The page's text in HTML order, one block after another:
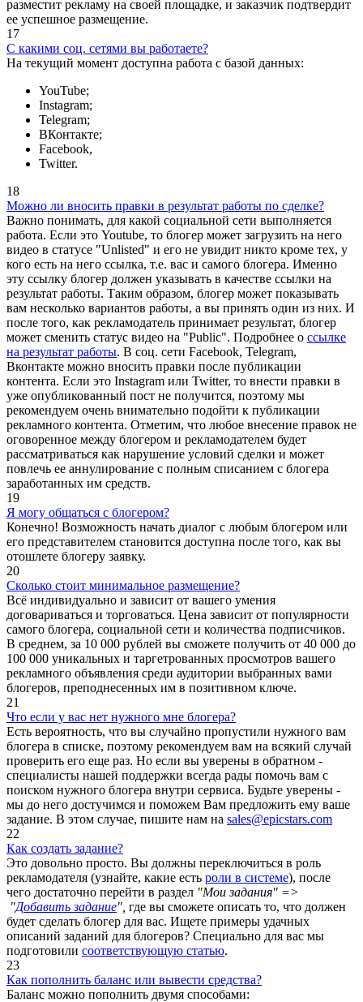
разместит рекламу на своей площадке, и заказчик подтвердит
ее успешное размещение.
17
С какими соц. сетями вы работаете?
На текущий момент доступна работа с базой данных:
YouTube;
Instagram;
Telegram;
ВКонтакте;
Facebook,
Twitter.
18
Можно ли вносить правки в результат работы по сделке?
Важно понимать, для какой социальной сети выполняется
работа. Если это Youtube, то блогер может загрузить на него
видео в статусе "Unlisted" и его не увидит никто кроме тех, у
кого есть на него ссылка, т.е. вас и самого блогера. Именно
эту ссылку блогер должен указывать в качестве ссылки на
результат работы. Таким образом, блогер может показывать
вам несколько вариантов работы, а вы принять один из них. И
после того, как рекламодатель принимает результат, блогер
может сменить статус видео на "Public". Подробнее о ссылке
на результат работы. В соц. сети Facebook, Telegram,
Вконтакте можно вносить правки после публикации
контента. Если это Instagram или Twitter, то внести правки в
уже опубликованный пост не получится, поэтому мы
рекомендуем очень внимательно подойти к публикации
рекламного контента. Отметим, что любое внесение правок не
оговоренное между блогером и рекламодателем будет
рассматриваться как нарушение условий сделки и может
повлечь ее аннулирование с полным списанием с блогера
заработанных им средств.
19
Я могу общаться с блогером?
Конечно! Возможность начать диалог с любым блогером или
его представителем становится доступна после того, как вы
отошлете блогеру заявку.
20
Сколько стоит минимальное размещение?
Всё индивидуально и зависит от вашего умения
договариваться и торговаться. Цена зависит от популярности
самого блогера, социальной сети и количества подписчиков.
В среднем, за 10 000 рублей вы сможете получить от 40 000 до
100 000 уникальных и таргетрованных просмотров вашего
рекламного объявления среди аудитории выбранных вами
блогеров, преподнесенных им в позитивном ключе.
21
Что если у вас нет нужного мне блогера?
Есть вероятность, что вы случайно пропустили нужного вам
блогера в списке, поэтому рекомендуем вам на всякий случай
проверить его еще раз. Но если вы уверены в обратном -
специалисты нашей поддержки всегда рады помочь вам с
поиском нужного блогера внутри сервиса. Будьте уверены -
мы до него достучимся и поможем Вам предложить ему ваше
задание. В этом случае, пишите нам на sales@epicstars.com
22
Как создать задание?
Это довольно просто. Вы должны переключиться в роль
рекламодателя (узнайте, какие есть роли в системе), после
чего достаточно перейти в раздел "Мои задания" =>
"Добавить задание", где вы сможете описать то, что должен
будет сделать блогер для вас. Ищете примеры удачных
описаний заданий для блогеров? Специально для вас мы
подготовили соответствующую статью.
23
Как пополнить баланс или вывести средства?
Баланс можно пополнить двумя способами: